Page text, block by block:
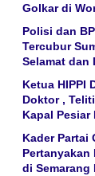
Golkar di
Polisi dan
Tercubur
Selamat dan
Ketua HIPPI
Doktor ,
Kapal Pesiar
Kader Partai
Pertanyakan
di Semarang